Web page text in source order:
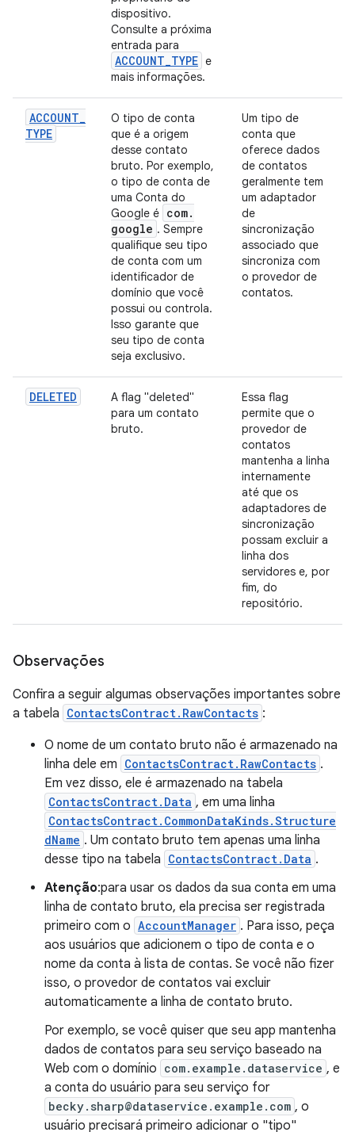
dispositivo.
Consulte a próxima
entrada para
ACCOUNT_TYPE e
mais informações.
ACCOUNT_
TYPE
O tipo de conta
que é a origem
desse contato
bruto. Por exemplo,
o tipo de conta de
uma Conta do
Google é com.
google . Sempre
qualifique seu tipo
de conta com um
identificador de
domínio que você
possui ou controla.
Isso garante que
seu tipo de conta
seja exclusivo.
Um tipo de
conta que
oferece dados
de contatos
geralmente tem
um adaptador
de
sincronização
associado que
sincroniza com
o provedor de
contatos.
DELETED
A flag "deleted"
para um contato
bruto.
Essa flag
permite que o
provedor de
contatos
mantenha a linha
internamente
até que os
adaptadores de
sincronização
possam excluir a
linha dos
servidores e, por
fim, do
repositório.
Observações
Confira a seguir algumas observações importantes sobre
a tabela ContactsContract.RawContacts :
O nome de um contato bruto não é armazenado na
linha dele em ContactsContract.RawContacts .
Em vez disso, ele é armazenado na tabela
ContactsContract.Data , em uma linha
ContactsContract.CommonDataKinds.Structure
dName . Um contato bruto tem apenas uma linha
desse tipo na tabela ContactsContract.Data .
Atenção:para usar os dados da sua conta em uma
linha de contato bruto, ela precisa ser registrada
primeiro com o AccountManager . Para isso, peça
aos usuários que adicionem o tipo de conta e o
nome da conta à lista de contas. Se você não fizer
isso, o provedor de contatos vai excluir
automaticamente a linha de contato bruto.
Por exemplo, se você quiser que seu app mantenha
dados de contatos para seu serviço baseado na
Web com o domínio com.example.dataservice , e
a conta do usuário para seu serviço for
becky.sharp@dataservice.example.com , o
usuário precisará primeiro adicionar o "tipo"